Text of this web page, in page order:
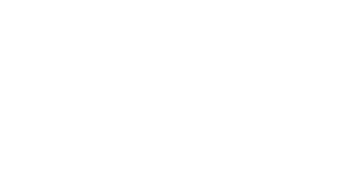
Standardisation, alliances industrielles et
▪ Standardisation des réseaux cellulaires (LTE
▪ Standardisation des réseaux Internet des